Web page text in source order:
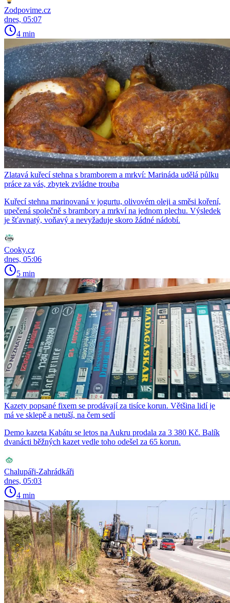
Zodpovime.cz
dnes, 05:07
4 min
Zlatavá kuřecí stehna s bramborem a mrkví: Marináda udělá půlku
práce za vás, zbytek zvládne trouba
Kuřecí stehna marinovaná v jogurtu, olivovém oleji a směsi koření,
upečená společně s brambory a mrkví na jednom plechu. Výsledek
je šťavnatý, voňavý a nevyžaduje skoro žádné nádobí.
Cooky.cz
dnes, 05:06
5 min
Kazety popsané fixem se prodávají za tisíce korun. Většina lidí je
má ve sklepě a netuší, na čem sedí
Demo kazeta Kabátu se letos na Aukru prodala za 3 380 Kč. Balík
dvanácti běžných kazet vedle toho odešel za 65 korun.
Chalupáři-Zahrádkáři
dnes, 05:03
4 min